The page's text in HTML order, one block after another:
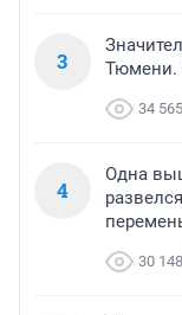
3
Тюмени.
34 565
4
Одна
30 148